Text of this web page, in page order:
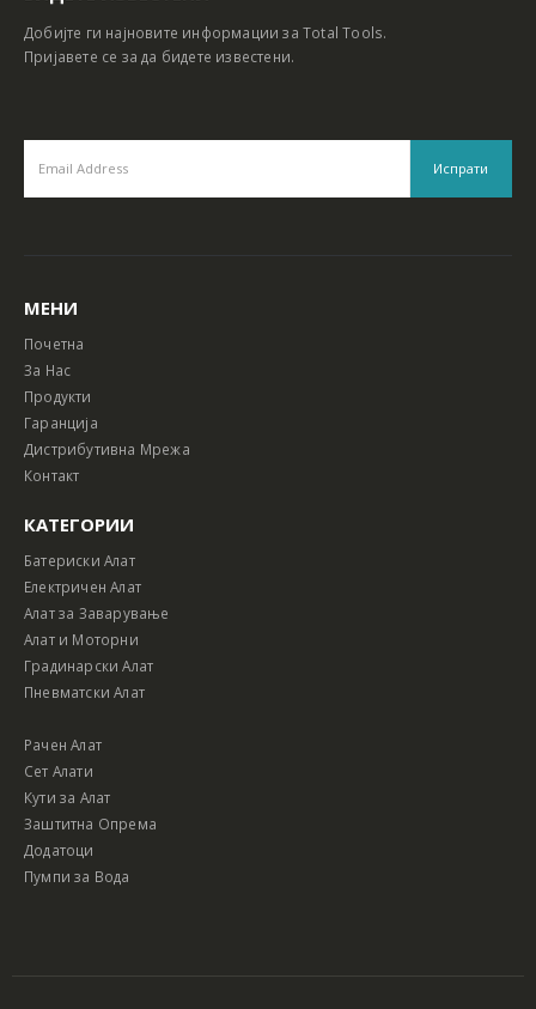
Добијте ги најновите информации за Total Tools.
Пријавете се за да бидете известени.
МЕНИ
Почетна
За Нас
Продукти
Гаранција
Дистрибутивна Мрежа
Контакт
КАТЕГОРИИ
Батериски Алат
Електричен Алат
Алат за Заварување
Алат и Моторни
Градинарски Алат
Пневматски Алат
Рачен Алат
Сет Алати
Кути за Алат
Заштитна Опрема
Додатоци
Пумпи за Вода